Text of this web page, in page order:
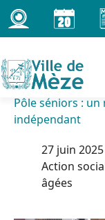
Passer
au
contenu
Pôle séniors :
indépendant
27 juin 2025
Action
âgées